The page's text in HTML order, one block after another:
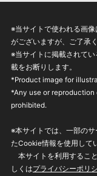
※当サイトで使われる画
がございますが、ご了承く
※当サイトに掲載されて
載をお断りします。
*Product image for
*Any use or
prohibited.
※本サイトでは、一部の
たCookie情報を使用して
本サイトを利用するこ
しくはプライバシーポリ